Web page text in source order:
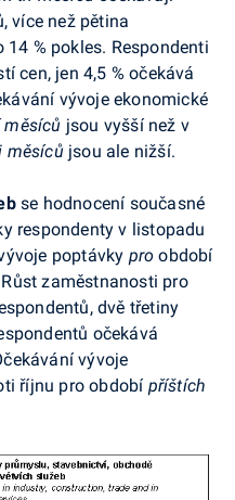
více než pětina
% pokles. Respondenti
cen, jen 4,5 % očekává
vývoje ekonomické
jsou vyšší než v
měsíců jsou ale nižší.
se hodnocení současné
respondenty v listopadu
poptávky pro období
zaměstnanosti pro
dvě třetiny
očekává
vývoje
říjnu pro období příštích